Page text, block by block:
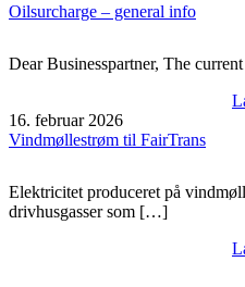
Oilsurcharge – general info
Dear Businesspartner, The
16. februar 2026
Vindmøllestrøm til FairTrans
Elektricitet produceret på
drivhusgasser som […]